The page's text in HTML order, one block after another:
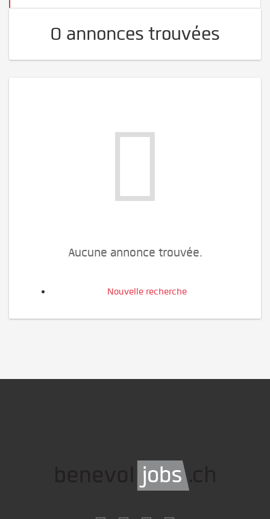
0 annonces trouvées
Aucune annonce trouvée.
Nouvelle recherche